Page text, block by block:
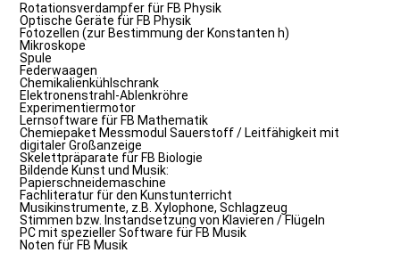
Rotationsverdampfer für FB Physik
Optische Geräte für FB Physik
Fotozellen (zur Bestimmung der Konstanten h)
Mikroskope
Spule
Federwaagen
Chemikalienkühlschrank
Elektronenstrahl-Ablenkröhre
Experimentiermotor
Lernsoftware für FB Mathematik
Chemiepaket Messmodul Sauerstoff / Leitfähigkeit mit
digitaler Großanzeige
Skelettpräparate für FB Biologie
Bildende Kunst und Musik:
Papierschneidemaschine
Fachliteratur für den Kunstunterricht
Musikinstrumente, z.B. Xylophone, Schlagzeug
Stimmen bzw. Instandsetzung von Klavieren / Flügeln
PC mit spezieller Software für FB Musik
Noten für FB Musik